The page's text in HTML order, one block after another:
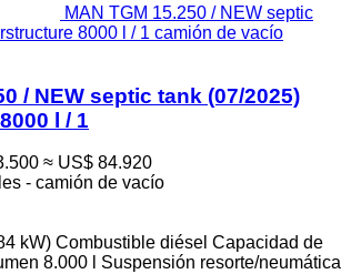
MAN TGM 15.250 / NEW septic
8000 l / 1 camión de vacío
/ NEW septic tank (07/2025)
l / 1
≈ US$ 84.920
- camión de vacío
kW) Combustible diésel Capacidad de
8.000 l Suspensión resorte/neumática